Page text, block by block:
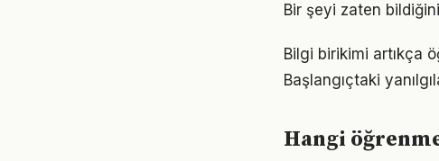
Bir şeyi zaten
Bilgi birikimi artıkça
Başlangıçtaki
Hangi